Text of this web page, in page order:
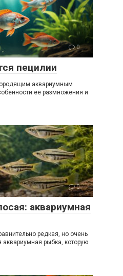
0
пецилии
аквариумным
её размножения и
0
аквариумная
редкая, но очень
рыбка, которую